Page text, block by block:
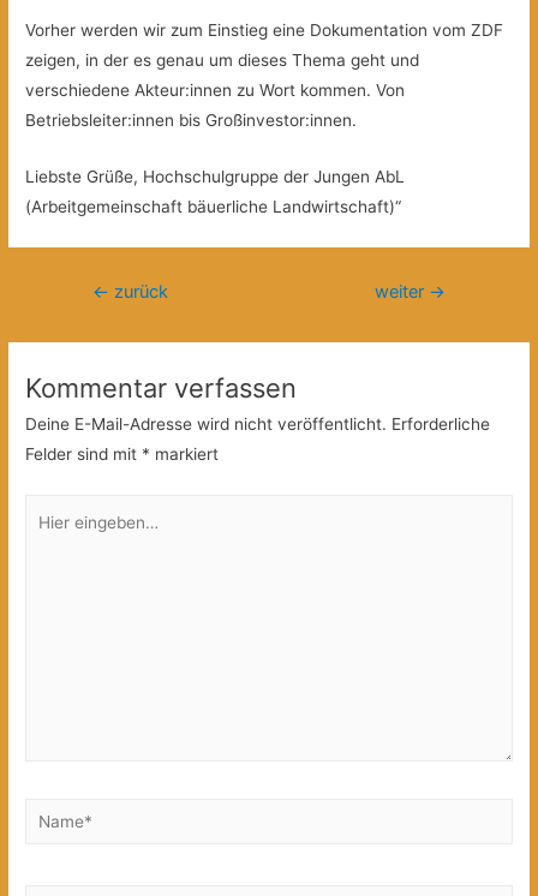
Vorher werden wir zum Einstieg eine Dokumentation vom ZDF
zeigen, in der es genau um dieses Thema geht und
verschiedene Akteur:innen zu Wort kommen. Von
Betriebsleiter:innen bis Großinvestor:innen.
Liebste Grüße, Hochschulgruppe der Jungen AbL
(Arbeitgemeinschaft bäuerliche Landwirtschaft)“
Beitragsnavigation
← zurück weiter →
Kommentar verfassen
Deine E-Mail-Adresse wird nicht veröffentlicht. Erforderliche
Felder sind mit * markiert
eingeben…
Name*